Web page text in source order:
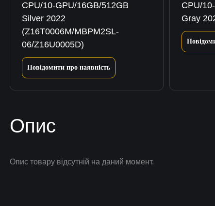
CPU/10-GPU/16GB/512GB
Silver 2022
(Z16T0006M/MBPM2SL-
06/Z16U0005D)
Повідомити про наявність
CPU/
Gray
Опис
Опис товару відсутній на даний момент.